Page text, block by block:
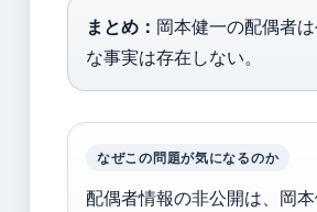
まとめ： 岡本健一の配偶者
な事実は存在しない。
なぜこの問題が気になるのか
配偶者情報の非公開は、岡